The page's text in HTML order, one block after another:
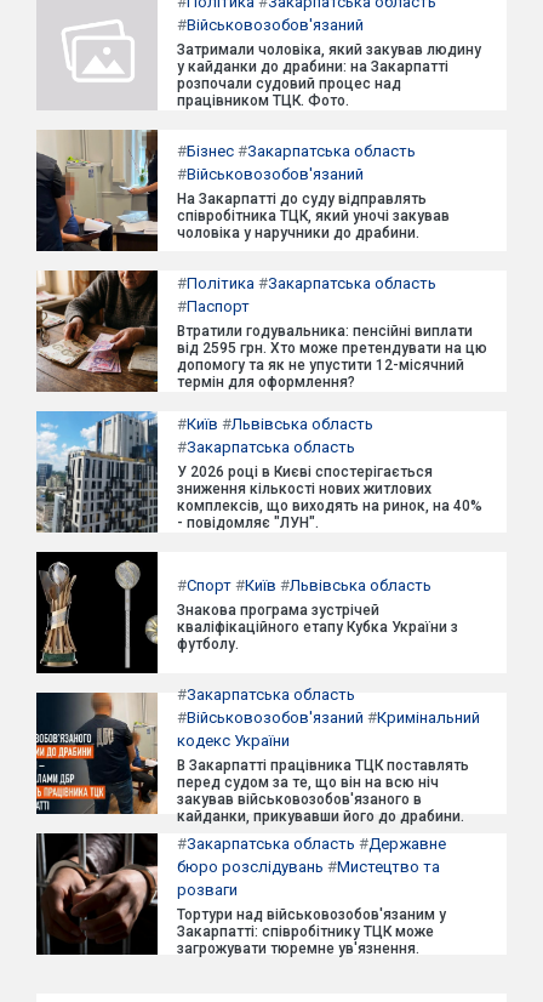
#Військовозобов'язаний
Затримали чоловіка, який закував людину
у кайданки до драбини: на Закарпатті
розпочали судовий процес над
працівником ТЦК. Фото.
#Бізнес #Закарпатська область
#Військовозобов'язаний
На Закарпатті до суду відправлять
співробітника ТЦК, який уночі закував
чоловіка у наручники до драбини.
#Політика #Закарпатська область
#Паспорт
Втратили годувальника: пенсійні виплати
від 2595 грн. Хто може претендувати на цю
допомогу та як не упустити 12-місячний
термін для оформлення?
#Київ #Львівська область
#Закарпатська область
У 2026 році в Києві спостерігається
зниження кількості нових житлових
комплексів, що виходять на ринок, на 40%
- повідомляє "ЛУН".
#Спорт #Київ #Львівська область
Знакова програма зустрічей
кваліфікаційного етапу Кубка України з
футболу.
#Закарпатська область
#Військовозобов'язаний #Кримінальний
кодекс України
В Закарпатті працівника ТЦК поставлять
перед судом за те, що він на всю ніч
закував військовозобов'язаного в
кайданки, прикувавши його до драбини.
#Закарпатська область #Державне
бюро розслідувань #Мистецтво та
розваги
Тортури над військовозобов'язаним у
Закарпатті: співробітнику ТЦК може
загрожувати тюремне ув'язнення.